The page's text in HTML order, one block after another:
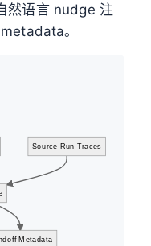
然语言 nudge 注
。
Source Run Traces
Metadata